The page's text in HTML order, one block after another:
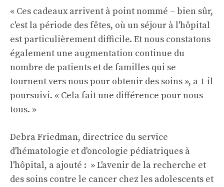
« Ces cadeaux arrivent à point nommé – bien sûr,
c'est la période des fêtes, où un séjour à l'hôpital
est particulièrement difficile. Et nous constatons
également une augmentation continue du
nombre de patients et de familles qui se
tournent vers nous pour obtenir des soins », a-t-il
poursuivi. « Cela fait une différence pour nous
tous. »
Debra Friedman, directrice du service
d'hématologie et d'oncologie pédiatriques à
l'hôpital, a ajouté : » L'avenir de la recherche et
des soins contre le cancer chez les adolescents et